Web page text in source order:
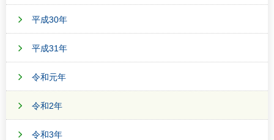
平成30年
平成31年
令和元年
令和2年
令和3年